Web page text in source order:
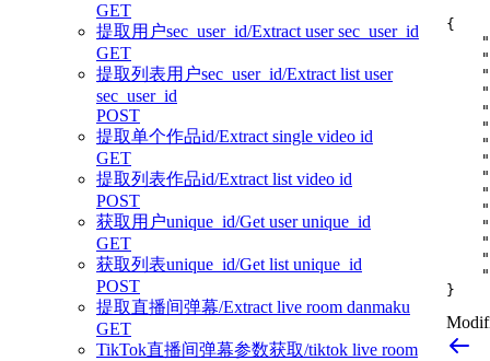
GET
提取用户sec_user_id/Extract user sec_user_id
GET
提取列表用户sec_user_id/Extract list user
sec_user_id
POST
提取单个作品id/Extract single video id
GET
提取列表作品id/Extract list video id
POST
获取用户unique_id/Get user unique_id
GET
获取列表unique_id/Get list unique_id
POST
提取直播间弹幕/Extract live room danmaku
GET
TikTok直播间弹幕参数获取/tiktok live room
{
}